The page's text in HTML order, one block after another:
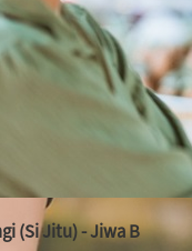
(Si Jitu) - Jiwa B